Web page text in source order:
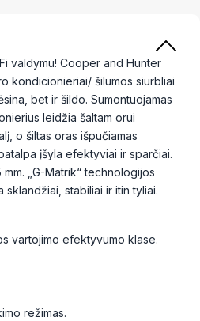
valdymu! Cooper and Hunter
kondicionieriai/ šilumos siurbliai
bet ir šildo. Sumontuojamas
leidžia šaltam orui
o šiltas oras išpučiamas
įšyla efektyviai ir sparčiai.
„G-Matrik“ technologijos
stabiliai ir itin tyliai.
vartojimo efektyvumo klase.
režimas.